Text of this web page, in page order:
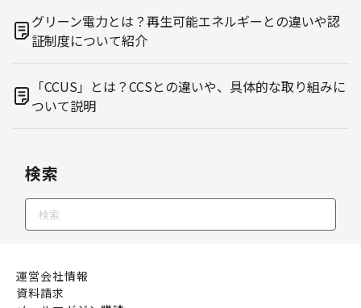
グリーン電力とは？再生可能エネルギーとの違いや認
証制度について紹介
「CCUS」とは？CCSとの違いや、具体的な取り組みに
ついて説明
検索
運営会社情報
資料請求